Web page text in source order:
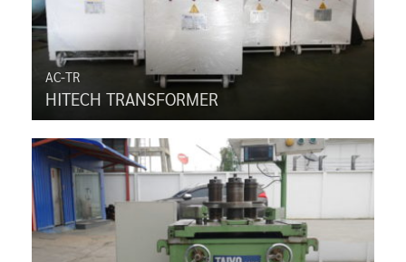
AC-TR
HITECH TRANSFORMER